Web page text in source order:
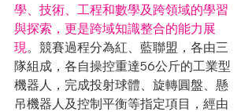
學、技術、工程和數學及跨領域的學習
與探索，更是跨域知識整合的能力展
現 。競賽過程分為紅、藍聯盟，各由三
隊組成，各自操控重達56公斤的工業型
機器人，完成投射球體、旋轉圓盤、懸
吊機器人及控制平衡等指定項目，經由